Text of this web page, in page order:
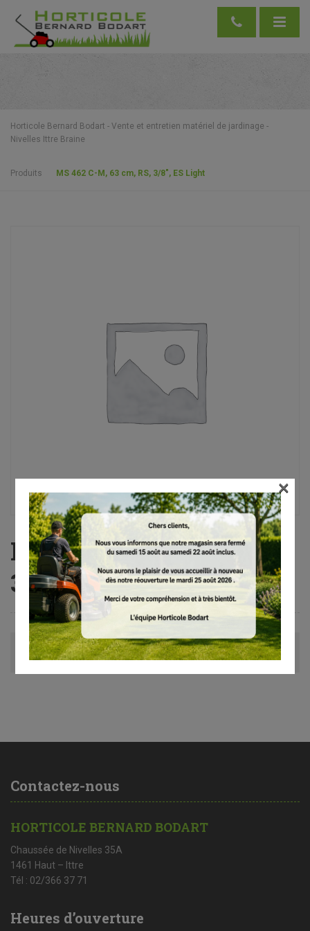
Horticole Bernard Bodart - Vente et entretien matériel de jardinage -
Nivelles Ittre Braine
Produits MS 462 C-M, 63 cm, RS, 3/8″, ES Light
MS 462 C-M, 63 cm, RS,
3/8″, ES Light
Avis (0)
Contactez-nous
HORTICOLE BERNARD BODART
Chaussée de Nivelles 35A
1461 Haut – Ittre
Tél : 02/366 37 71
Heures d’ouverture
×